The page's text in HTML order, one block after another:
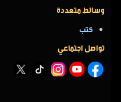
وسائط متعددة
كتب
تواصل اجتماعي